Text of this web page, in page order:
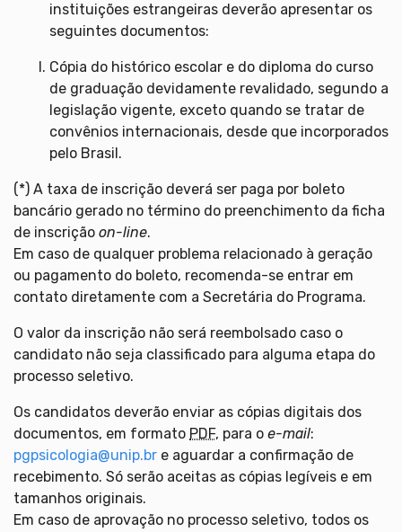
instituições estrangeiras deverão apresentar os
seguintes documentos:
Cópia do histórico escolar e do diploma do curso
de graduação devidamente revalidado, segundo a
legislação vigente, exceto quando se tratar de
convênios internacionais, desde que incorporados
pelo Brasil.
(*) A taxa de inscrição deverá ser paga por boleto
bancário gerado no término do preenchimento da ficha
de inscrição on-line.
Em caso de qualquer problema relacionado à geração
ou pagamento do boleto, recomenda-se entrar em
contato diretamente com a Secretária do Programa.
O valor da inscrição não será reembolsado caso o
candidato não seja classificado para alguma etapa do
processo seletivo.
Os candidatos deverão enviar as cópias digitais dos
documentos, em formato PDF, para o e-mail:
pgpsicologia@unip.br e aguardar a confirmação de
recebimento. Só serão aceitas as cópias legíveis e em
tamanhos originais.
Em caso de aprovação no processo seletivo, todos os